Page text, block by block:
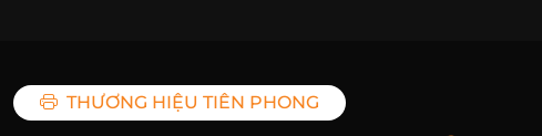
THƯƠNG HIỆU TIÊN PHONG